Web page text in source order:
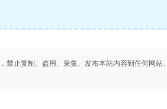
禁止复制、盗用、采集、发布本站内容到任何网站